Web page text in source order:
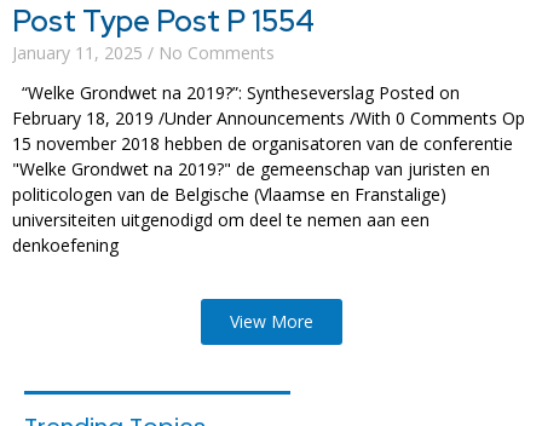
Post Type Post P 1554
January 11, 2025
No Comments
“Welke Grondwet na 2019?”: Syntheseverslag Posted on
February 18, 2019 /Under Announcements /With 0 Comments Op
15 november 2018 hebben de organisatoren van de conferentie
"Welke Grondwet na 2019?" de gemeenschap van juristen en
politicologen van de Belgische (Vlaamse en Franstalige)
universiteiten uitgenodigd om deel te nemen aan een
denkoefening
View More